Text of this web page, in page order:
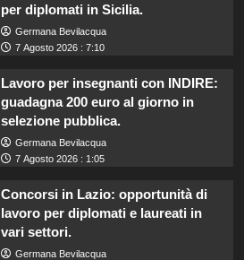
per diplomati in Sicilia.
Germana Bevilacqua
7 Agosto 2026 : 7:10
Lavoro per insegnanti con INDIRE:
guadagna 200 euro al giorno in
selezione pubblica.
Germana Bevilacqua
7 Agosto 2026 : 1:05
Concorsi in Lazio: opportunità di
lavoro per diplomati e laureati in
vari settori.
Germana Bevilacqua